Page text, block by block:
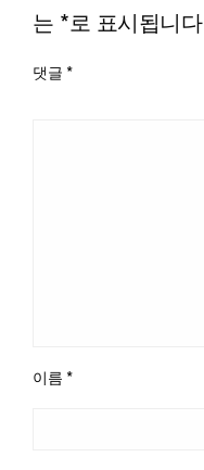
는 *로 표시됩니다
댓글 *
이름 *